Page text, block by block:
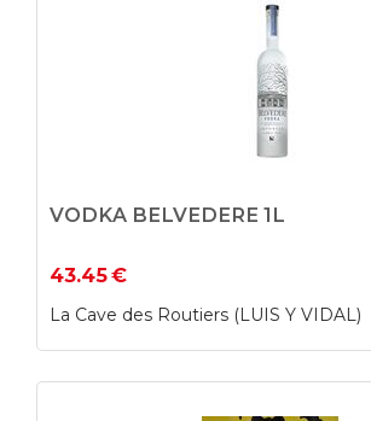
VODKA BELVEDERE 1L
43.45€
La Cave des Routiers (LUIS Y VIDAL)